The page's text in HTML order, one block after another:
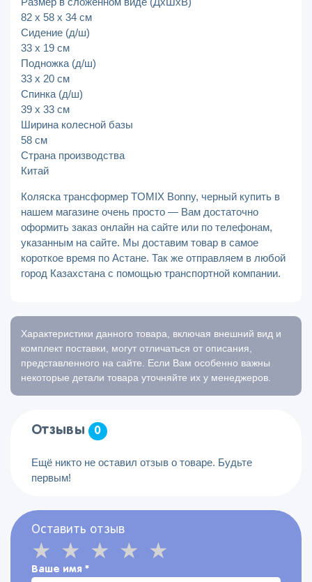
82 х 58 х 34 см
Сидение (д/ш)
33 х 19 см
Подножка (д/ш)
33 х 20 см
Спинка (д/ш)
39 х 33 см
Ширина колесной базы
58 см
Страна производства
Китай
Коляска трансформер TOMIX Bonny, черный купить в
нашем магазине очень просто — Вам достаточно
оформить заказ онлайн на сайте или по телефонам,
указанным на сайте. Мы доставим товар в самое
короткое время по Астане. Так же отправляем в любой
город Казахстана с помощью транспортной компании.
Характеристики данного товара, включая внешний вид и
комплект поставки, могут отличаться от описания,
представленного на сайте. Если Вам особенно важны
некоторые детали товара уточняйте их у менеджеров.
Отзывы 0
Ещё никто не оставил отзыв о товаре. Будьте
первым!
Оставить отзыв
Ваше имя *